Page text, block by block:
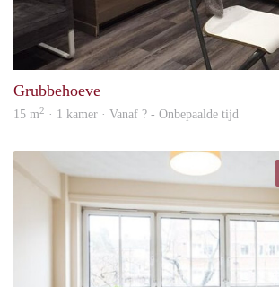
Grubbehoeve
15 m2 · 1 kamer · Vanaf ? - Onbepaalde tijd